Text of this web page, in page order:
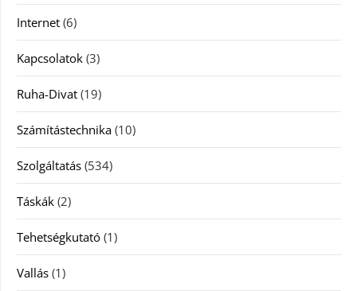
Internet (6)
Kapcsolatok (3)
Ruha-Divat (19)
Számítástechnika (10)
Szolgáltatás (534)
Táskák (2)
Tehetségkutató (1)
Vallás (1)